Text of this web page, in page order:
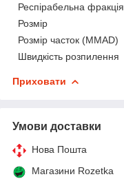
Респірабельна фракція
Розмір
Розмір часток (MMAD)
Швидкість розпилення
Приховати
Умови доставки
Нова Пошта
Магазини Rozetka